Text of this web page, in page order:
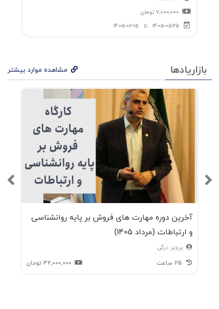
7,000,000 تومان
1405-05-25
تا 1405-06-15
بازاریادها مشاهده موارد بیشتر
آخرین دوره مهارت های فروش بر پایه روانشناسی
و ارتباطات (مرداد 1405)
پرویز درگی
32,000,000 تومان